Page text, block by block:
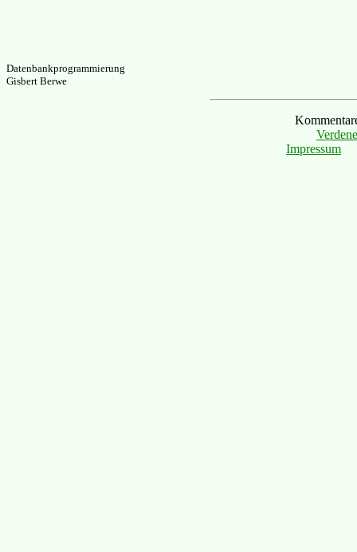
Datenbankprogrammierung
Gisbert Berwe
Impressum